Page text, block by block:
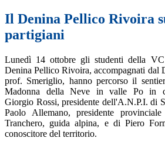
Il Denina Pellico Rivoira
partigiani
Lunedì 14 ottobre gli studenti della
Denina Pellico Rivoira, accompagnati dal
prof. Smeriglio, hanno percorso il
Madonna della Neve in valle Po in
Giorgio Rossi, presidente dell'A.N.P.I. di
Paolo Allemano, presidente
Tranchero, guida alpina, e di Piero
conoscitore del territorio.